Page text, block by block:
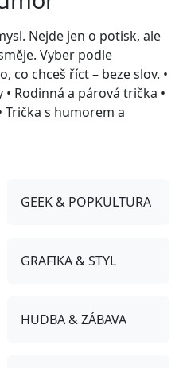
Nejde jen o potisk, ale
Vyber podle
co chceš říct – beze slov. •
Rodinná a párová trička •
s humorem a
GEEK & POPKULTURA
GRAFIKA & STYL
HUDBA & ZÁBAVA